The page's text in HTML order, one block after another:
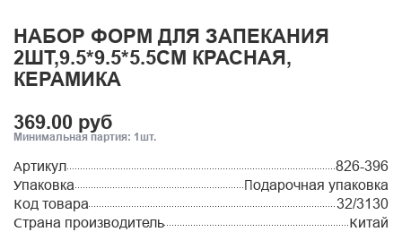
НАБОР ФОРМ ДЛЯ ЗАПЕКАНИЯ
2ШТ,9.5*9.5*5.5СМ КРАСНАЯ,
КЕРАМИКА
369.00 руб
Минимальная партия: 1шт.
Артикул
826-396
Упаковка
Подарочная упаковка
Код товара
32/3130
Страна производитель
Китай